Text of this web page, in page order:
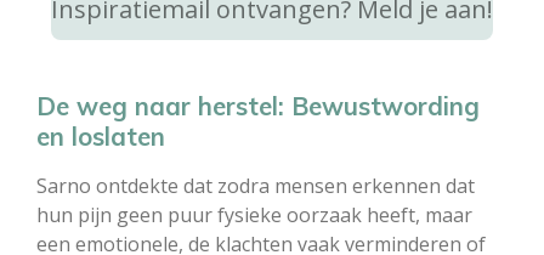
Inspiratiemail ontvangen? Meld je aan!
De weg naar herstel: Bewustwording
en loslaten
Sarno ontdekte dat zodra mensen erkennen dat
hun pijn geen puur fysieke oorzaak heeft, maar
een emotionele, de klachten vaak verminderen of